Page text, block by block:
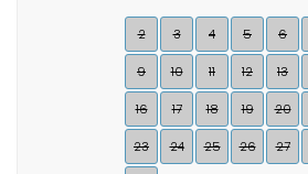
2 3 4 5 6
9 10 11 12 13
16 17 18 19 20
23 24 25 26 27